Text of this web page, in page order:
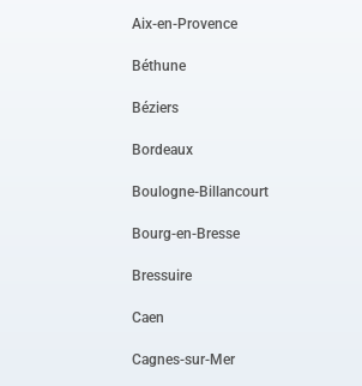
Aix-en-Provence
Béthune
Béziers
Bordeaux
Boulogne-Billancourt
Bourg-en-Bresse
Bressuire
Caen
Cagnes-sur-Mer